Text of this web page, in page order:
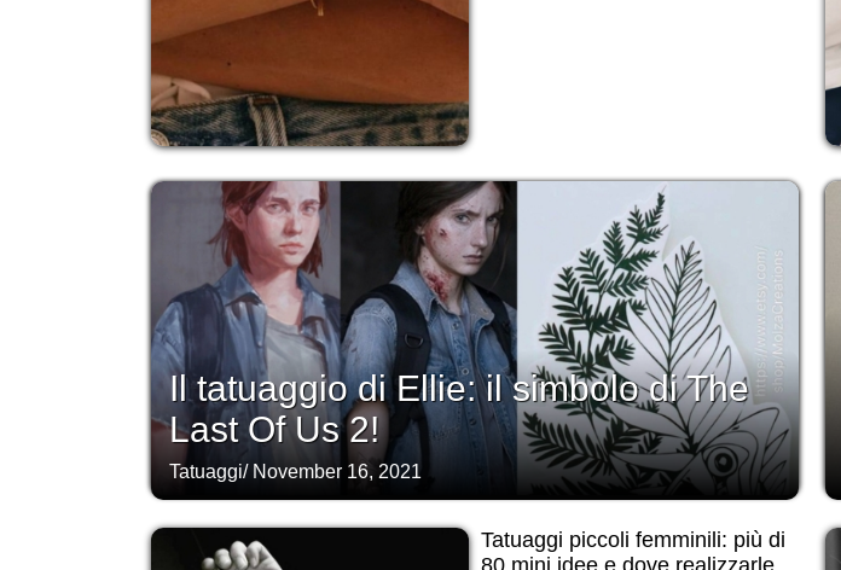
Il tatuaggio di Ellie: il simbolo di The
Last Of Us 2!
Tatuaggi/ November 16, 2021
Tatuaggi piccoli femminili: più di
80 mini idee e dove realizzarle